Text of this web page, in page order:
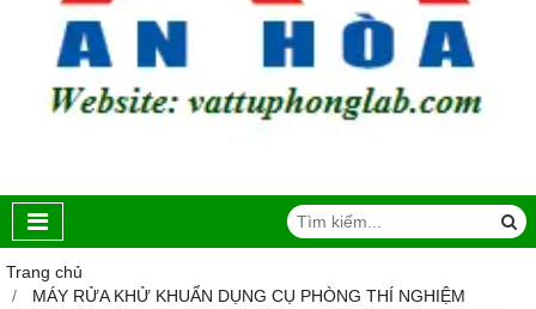
Trang chủ
MÁY RỬA KHỬ KHUẨN DỤNG CỤ PHÒNG THÍ NGHIỆM